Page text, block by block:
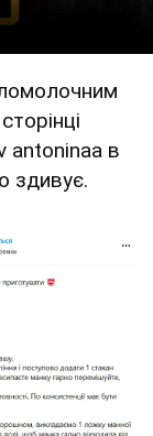
antoninaa в
здивує.